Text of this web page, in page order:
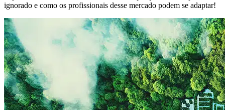
ignorado e como os profissionais desse mercado podem se adaptar!